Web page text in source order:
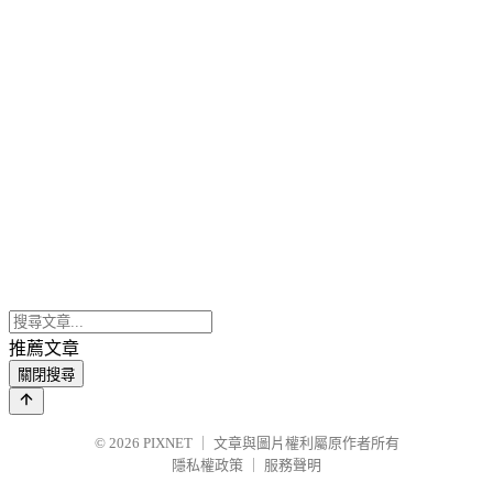
推薦文章
關閉搜尋
© 2026 PIXNET
文章與圖片權利屬原作者所有
隱私權政策
服務聲明